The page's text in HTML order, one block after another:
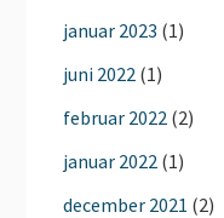
januar 2023 (1)
juni 2022 (1)
februar 2022 (2)
januar 2022 (1)
december 2021 (2)